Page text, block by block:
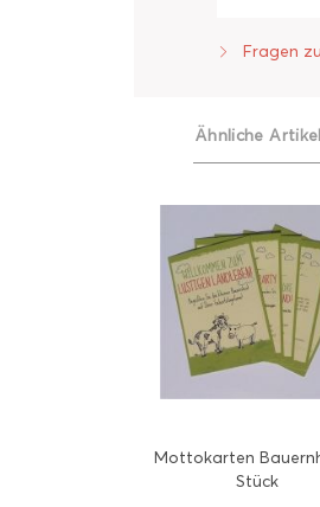
Fragen
Ähnliche Artikel
Mottokarten
Stück